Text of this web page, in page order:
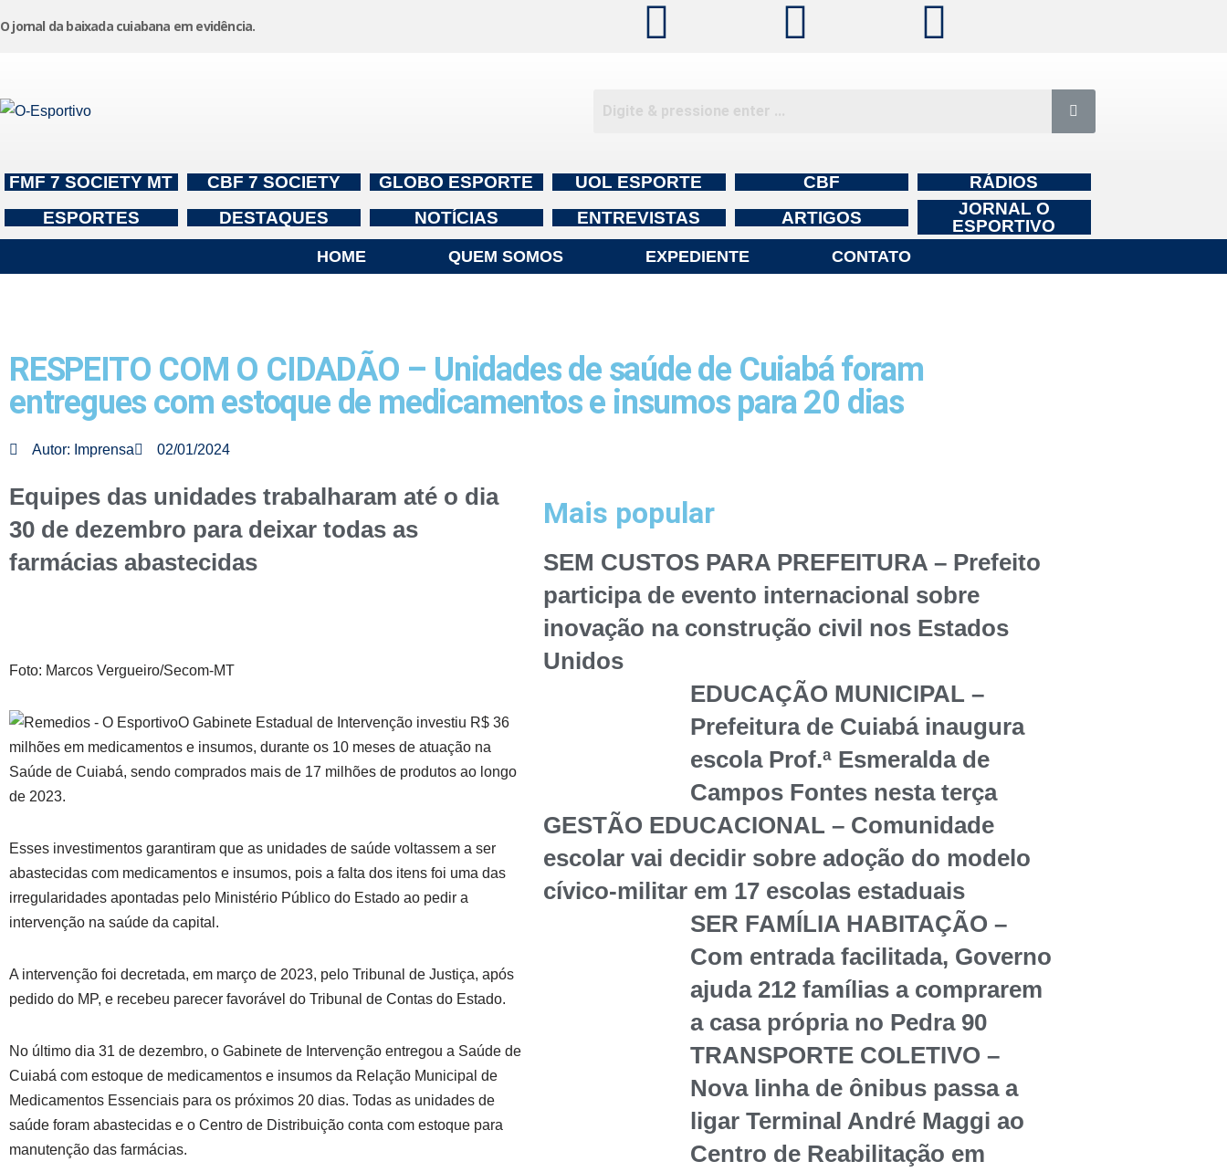
o
O jornal da baixada cuiabana em evidência.
FMF 7 SOCIETY MT CBF 7 SOCIETY GLOBO ESPORTE UOL ESPORTE CBF
RÁDIOS
ESPORTES
DESTAQUES NOTÍCIAS ENTREVISTAS ARTIGOS
JORNAL O
ESPORTIVO
HOME QUEM SOMOS EXPEDIENTE CONTATO
RESPEITO COM O CIDADÃO – Unidades de saúde de Cuiabá foram
entregues com estoque de medicamentos e insumos para 20 dias
Autor: Imprensa 02/01/2024
Equipes das unidades trabalharam até o dia
30 de dezembro para deixar todas as
farmácias abastecidas
Foto: Marcos Vergueiro/Secom-MT
O Gabinete Estadual de Intervenção investiu R$ 36
milhões em medicamentos e insumos, durante os 10 meses de atuação na
Saúde de Cuiabá, sendo comprados mais de 17 milhões de produtos ao longo
de 2023.
Esses investimentos garantiram que as unidades de saúde voltassem a ser
abastecidas com medicamentos e insumos, pois a falta dos itens foi uma das
irregularidades apontadas pelo Ministério Público do Estado ao pedir a
intervenção na saúde da capital.
A intervenção foi decretada, em março de 2023, pelo Tribunal de Justiça, após
pedido do MP, e recebeu parecer favorável do Tribunal de Contas do Estado.
No último dia 31 de dezembro, o Gabinete de Intervenção entregou a Saúde de
Cuiabá com estoque de medicamentos e insumos da Relação Municipal de
Medicamentos Essenciais para os próximos 20 dias. Todas as unidades de
saúde foram abastecidas e o Centro de Distribuição conta com estoque para
manutenção das farmácias.
Mais popular
SEM CUSTOS PARA PREFEITURA – Prefeito
participa de evento internacional sobre
inovação na construção civil nos Estados
Unidos
EDUCAÇÃO MUNICIPAL –
Prefeitura de Cuiabá inaugura
escola Prof.ª Esmeralda de
Campos Fontes nesta terça
GESTÃO EDUCACIONAL – Comunidade
escolar vai decidir sobre adoção do modelo
cívico-militar em 17 escolas estaduais
SER FAMÍLIA HABITAÇÃO –
Com entrada facilitada, Governo
ajuda 212 famílias a comprarem
a casa própria no Pedra 90
TRANSPORTE COLETIVO –
Nova linha de ônibus passa a
ligar Terminal André Maggi ao
Centro de Reabilitação em